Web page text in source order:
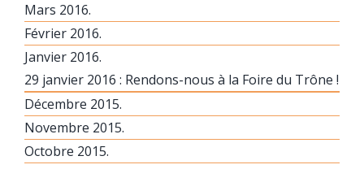
Mars 2016.
Février 2016.
Janvier 2016.
29 janvier 2016 : Rendons-nous à la Foire du Trône !
Décembre 2015.
Novembre 2015.
Octobre 2015.